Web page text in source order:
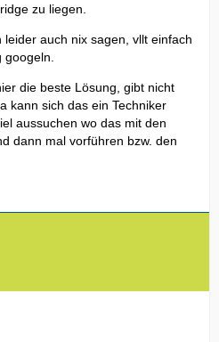
zu liegen.
auch nix sagen, vllt einfach
die beste Lösung, gibt nicht
kann sich das ein Techniker
aussuchen wo das mit den
dann mal vorführen bzw. den